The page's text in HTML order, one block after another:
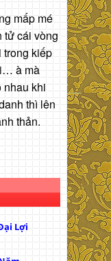
mấp mé
tử cái vòng
trong kiếp
à mà
khi
thì lên
thản.
Lợi